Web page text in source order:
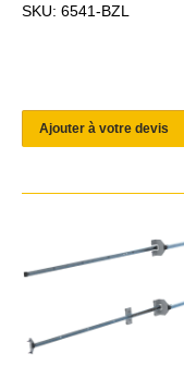
SKU: 6541-BZL
Ajouter à votre devis